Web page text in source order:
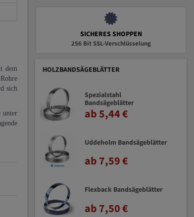
dem
sich
unter
SICHERES SHOPPEN
256 Bit SSL-Verschlüsselung
HOLZBANDSÄGEBLÄTTER
Spezialstahl
Bandsägeblätter
ab 5,44 €
Uddeholm Bandsägeblätter
ab 7,59 €
Flexback Bandsägeblätter
ab 7,50 €